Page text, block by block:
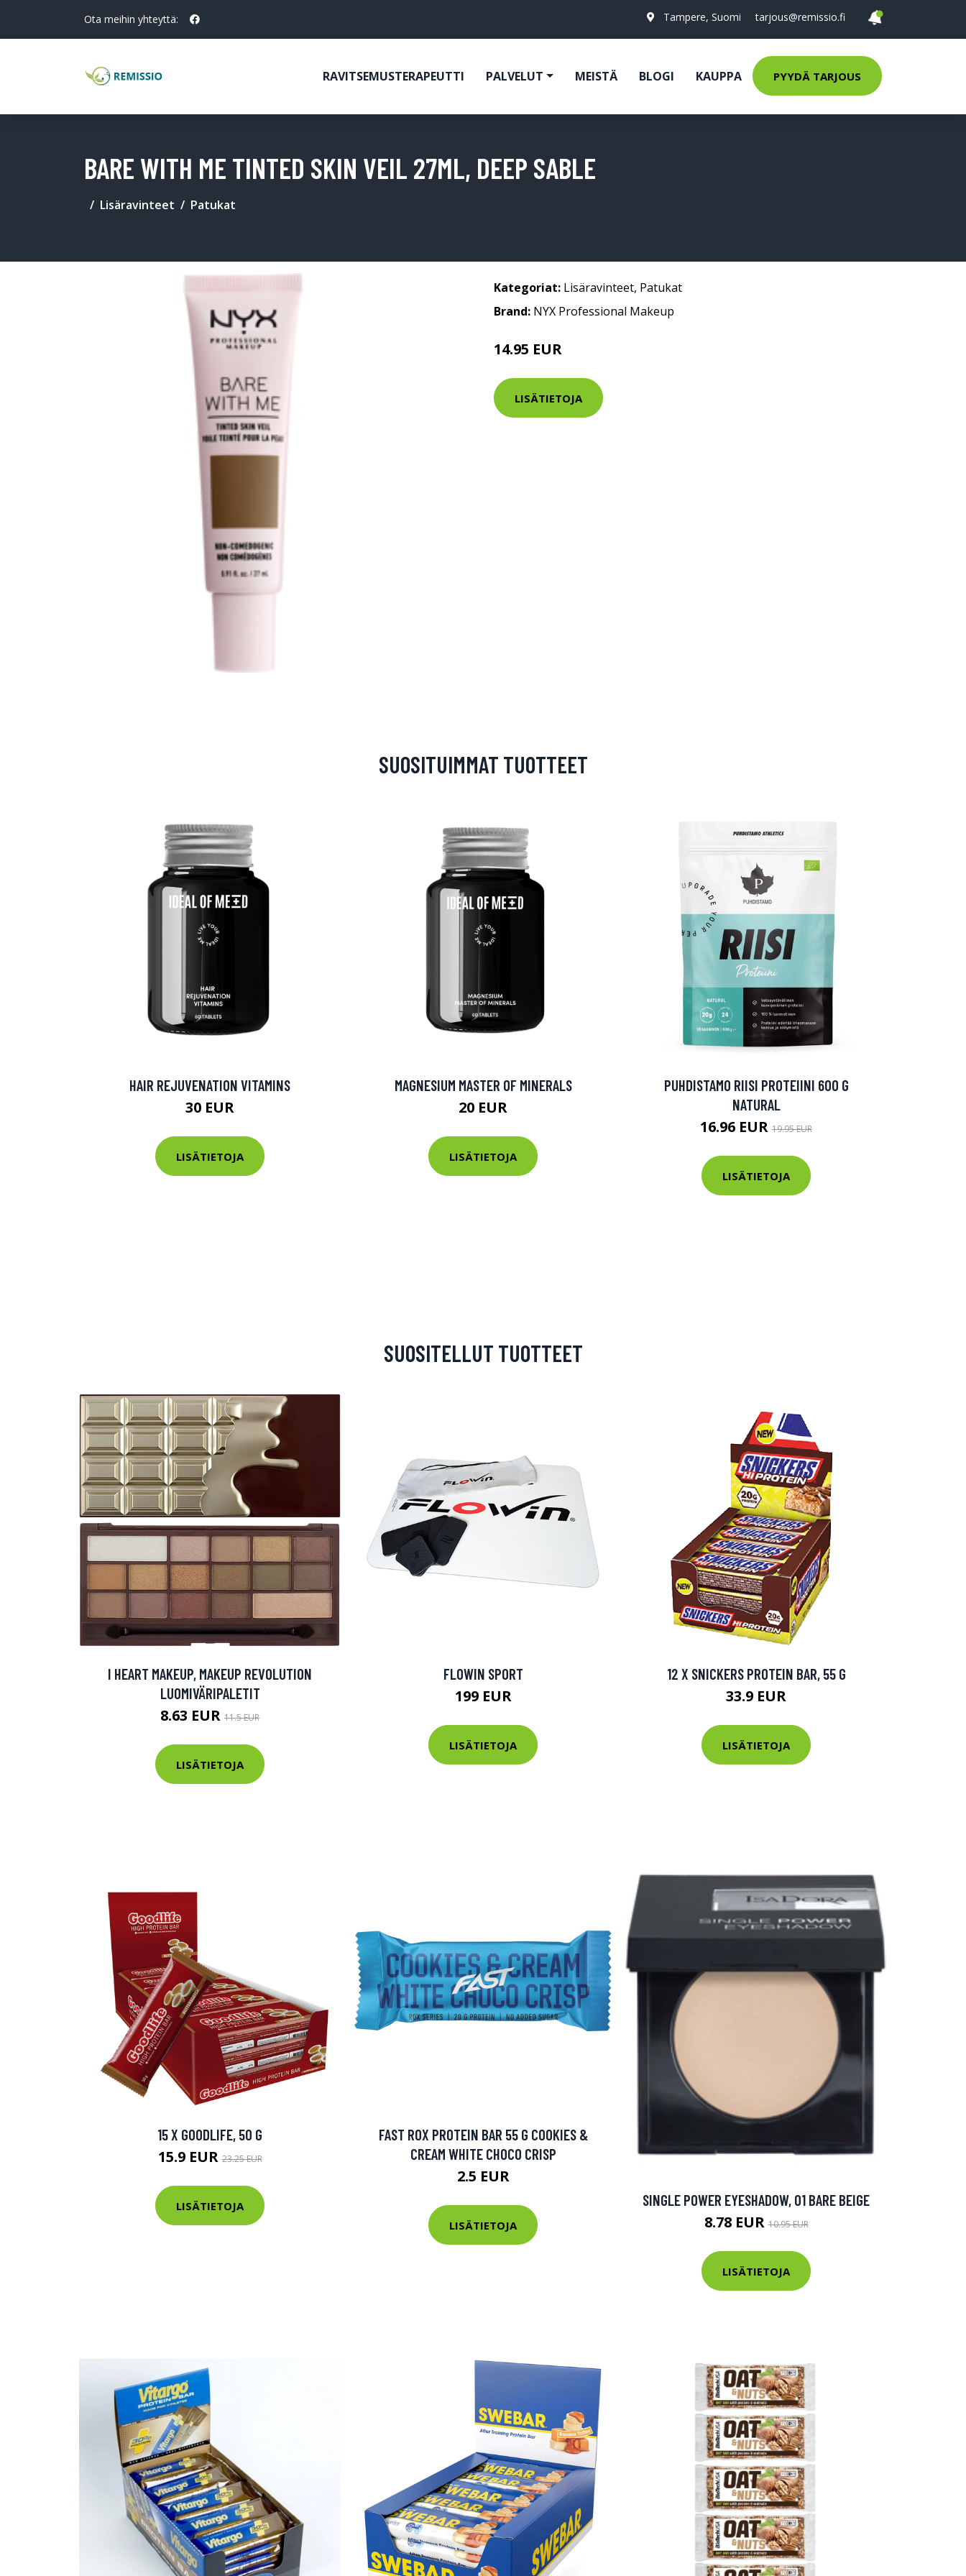
Ota meihin yhteyttä: Tampere, Suomi tarjous@remissio.fi
RAVITSEMUSTERAPEUTTI PALVELUT MEISTÄ BLOGI KAUPPA PYYDÄ TARJOUS
BARE WITH ME TINTED SKIN VEIL 27ML, DEEP SABLE
Lisäravinteet Patukat
Kategoriat: Lisäravinteet, Patukat
Brand: NYX Professional Makeup
14.95 EUR
LISÄTIETOJA
SUOSITUIMMAT TUOTTEET
HAIR REJUVENATION VITAMINS
30 EUR
LISÄTIETOJA
MAGNESIUM MASTER OF MINERALS
20 EUR
LISÄTIETOJA
PUHDISTAMO RIISI PROTEIINI 600 G
NATURAL
16.96 EUR 19.95 EUR
LISÄTIETOJA
SUOSITELLUT TUOTTEET
I HEART MAKEUP, MAKEUP REVOLUTION
LUOMIVÄRIPALETIT
8.63 EUR 11.5 EUR
LISÄTIETOJA
FLOWIN SPORT
199 EUR
LISÄTIETOJA
12 X SNICKERS PROTEIN BAR, 55 G
33.9 EUR
LISÄTIETOJA
15 X GOODLIFE, 50 G
15.9 EUR23.25 EUR
LISÄTIETOJA
FAST ROX PROTEIN BAR 55 G COOKIES &
CREAM WHITE CHOCO CRISP
2.5 EUR
LISÄTIETOJA
SINGLE POWER EYESHADOW, 01 BARE BEIGE
8.78 EUR10.95 EUR
LISÄTIETOJA
Erikoistarjous
Sponsoriltamme
IdealofMeD Kauppa
Kaikki IdealofMeDin tuotteet -20 %!
Varaa terveystarkastus
hintaan.
KATSO TARJOUS